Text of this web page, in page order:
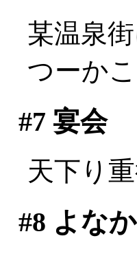
某温泉
つーか
#7 宴会
天下り
#8 よなか